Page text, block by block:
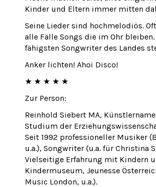
Kinder und Eltern immer mitten
Seine Lieder sind hochmelodiös.
alle Fälle Songs die im Ohr
fähigsten Songwriter des Landes
Anker lichten! Ahoi Disco!
★ ★ ★ ★ ★
Zur Person:
Reinhold Siebert MA,
Studium der
Seit 1992 professioneller Musiker
u.a.), Songwriter (u.a. für Christina
Vielseitige Erfahrung mit Kindern
Kindermuseum, Jeunesse
Music London, u.a.).